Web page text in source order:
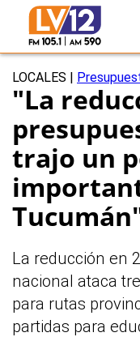
LOCALES
"La
trajo un
La reducción en
nacional ataca
para rutas
partidas para